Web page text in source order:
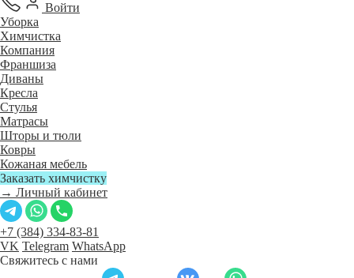
Войти
Уборка
Химчистка
Компания
Франшиза
Диваны
Кресла
Стулья
Матрасы
Шторы и тюли
Ковры
Кожаная мебель
Заказать химчистку
→ Личный кабинет
+7 (384) 334-83-81
VK Telegram WhatsApp
Свяжитесь с нами